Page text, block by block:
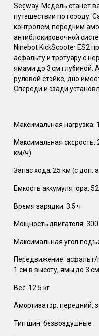
Segway. Модель станет
путешествии по городу.
контролем, передним
антиблокировочной
Ninebot KickScooter ES2
асфальту и тротуару с
ямами до 3 см глубиной.
рулевой стойке, дно
Спереди и сзади
Максимальная нагрузка:
Максимальная скорость:
км/ч)
Запас хода: 25 км (с доп.
Емкость аккумулятора:
Время зарядки: 3.5 ч
Мощность двигателя:
Максимальная угол
Передвижение: асфальт/
1 см в высоту, ямы до 3
Вес: 12.5 кг
Амортизатор: передний,
Тип шин: безвоздушные